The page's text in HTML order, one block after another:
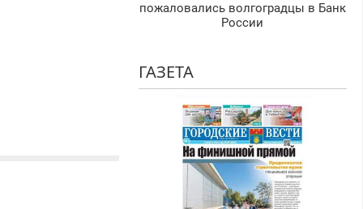
пожаловались волгоградцы в Банк
России
ГАЗЕТА